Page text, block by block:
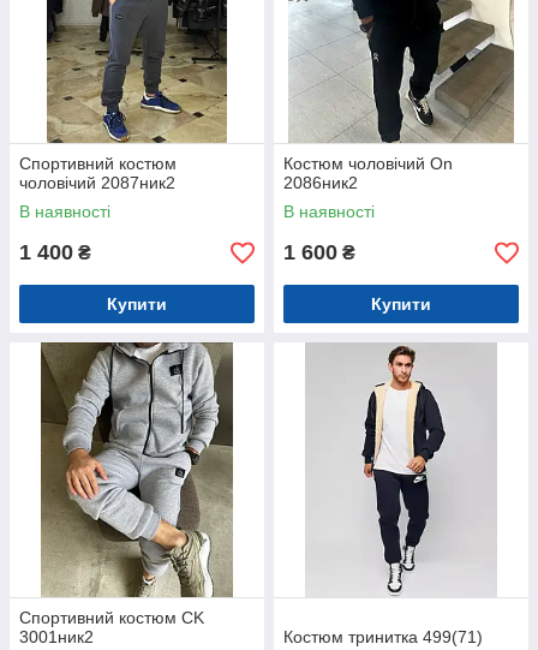
Спортивний костюм
чоловічий 2087ник2
В наявності
1 400 ₴
Купити
Костюм чоловічий On
2086ник2
В наявності
1 600 ₴
Купити
Спортивний костюм CK
3001ник2
Костюм тринитка 499(71)